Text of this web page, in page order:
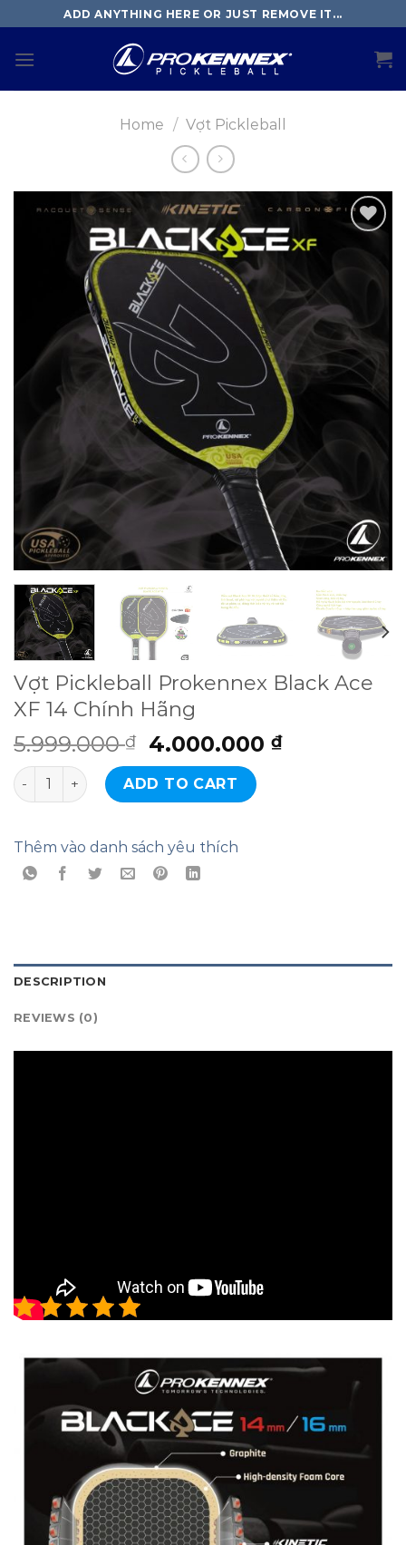
to
content
ADD ANYTHING HERE OR JUST REMOVE IT...
Home / Vợt Pickleball
danh
yêu
thích
Vợt Pickleball Prokennex Black Ace
XF 14 Chính Hãng
5.999.000₫
Original
price
was:
5.999.000 ₫.
4.000.000₫Current
Vợt Pickleball Prokennex Black Ace XF 14 Chính Hãng
ADD TO CART
Thêm vào danh sách yêu thích
DESCRIPTION
REVIEWS (0)